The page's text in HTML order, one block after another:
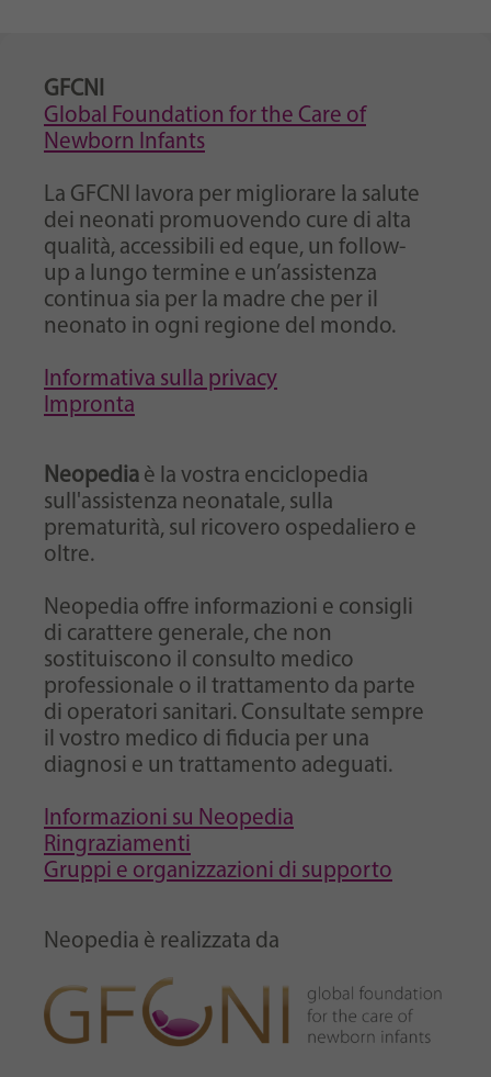
GFCNI
Global Foundation for the Care of
Newborn Infants
La GFCNI lavora per migliorare la salute
dei neonati promuovendo cure di alta
qualità, accessibili ed eque, un follow-
up a lungo termine e un’assistenza
continua sia per la madre che per il
neonato in ogni regione del mondo.
Informativa sulla privacy
Impronta
Neopedia è la vostra enciclopedia
sull'assistenza neonatale, sulla
prematurità, sul ricovero ospedaliero e
oltre.
Neopedia offre informazioni e consigli
di carattere generale, che non
sostituiscono il consulto medico
professionale o il trattamento da parte
di operatori sanitari. Consultate sempre
il vostro medico di fiducia per una
diagnosi e un trattamento adeguati.
Informazioni su Neopedia
Ringraziamenti
Gruppi e organizzazioni di supporto
Neopedia è realizzata da